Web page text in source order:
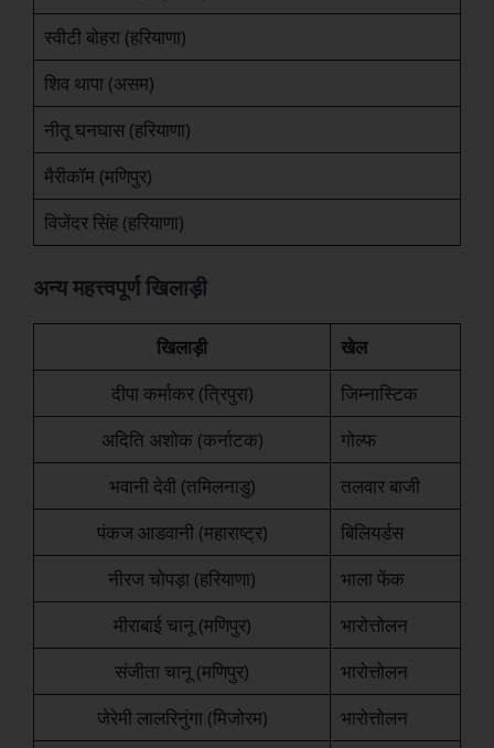
स्वीटी बोहरा (हरियाणा)
शिव थापा (असम)
नीतू घनघास (हरियाणा)
मैरीकॉम (मणिपुर)
विजेंदर सिंह (हरियाणा)
अन्य महत्त्वपूर्ण खिलाड़ी
खिलाड़ी
खेल
दीपा कर्माकर (त्रिपुरा)
जिम्नास्टिक
अदिति अशोक (कर्नाटक)
गोल्फ
भवानी देवी (तमिलनाडु)
तलवार बाजी
पंकज आडवानी (महाराष्ट्र)
बिलियर्डस
नीरज चोपड़ा (हरियाणा)
भाला फेंक
मीराबाई चानू (मणिपुर)
भारोत्तोलन
संजीता चानू (मणिपुर)
भारोत्तोलन
जेरेमी लालरिनुंगा (मिजोरम)
भारोत्तोलन